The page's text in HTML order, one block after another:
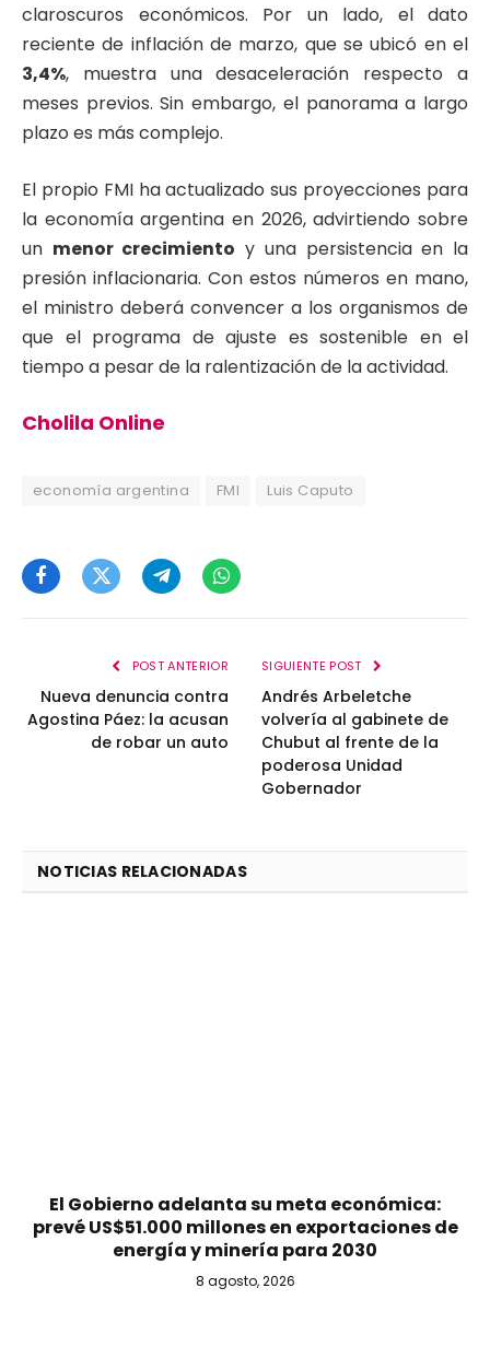
claroscuros económicos. Por un lado, el dato
reciente de inflación de marzo, que se ubicó en el
3,4%, muestra una desaceleración respecto a
meses previos. Sin embargo, el panorama a largo
plazo es más complejo.
El propio FMI ha actualizado sus proyecciones para
la economía argentina en 2026, advirtiendo sobre
un menor crecimiento y una persistencia en la
presión inflacionaria. Con estos números en mano,
el ministro deberá convencer a los organismos de
que el programa de ajuste es sostenible en el
tiempo a pesar de la ralentización de la actividad.
Cholila Online
economía argentina FMI Luis Caputo
FacebookTwitterTelegramWhatsApp
POST ANTERIOR
Nueva denuncia contra
Agostina Páez: la acusan
de robar un auto
SIGUIENTE POST
Andrés Arbeletche
volvería al gabinete de
Chubut al frente de la
poderosa Unidad
Gobernador
NOTICIAS RELACIONADAS
El Gobierno adelanta su meta económica:
prevé US$51.000 millones en exportaciones de
energía y minería para 2030
8 agosto, 2026